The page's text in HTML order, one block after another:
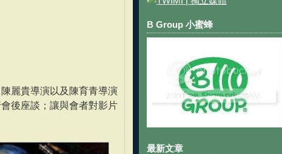
麗貴導演以及陳育青導演
後座談；讓與會者對影片
B Group 小蜜蜂
最新文章